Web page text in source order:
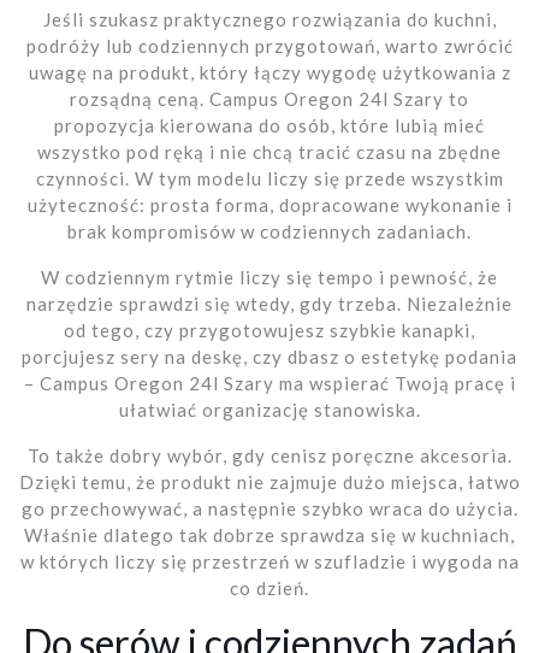
Jeśli szukasz praktycznego rozwiązania do kuchni,
podróży lub codziennych przygotowań, warto zwrócić
uwagę na produkt, który łączy wygodę użytkowania z
rozsądną ceną. Campus Oregon 24l Szary to
propozycja kierowana do osób, które lubią mieć
wszystko pod ręką i nie chcą tracić czasu na zbędne
czynności. W tym modelu liczy się przede wszystkim
użyteczność: prosta forma, dopracowane wykonanie i
brak kompromisów w codziennych zadaniach.
W codziennym rytmie liczy się tempo i pewność, że
narzędzie sprawdzi się wtedy, gdy trzeba. Niezależnie
od tego, czy przygotowujesz szybkie kanapki,
porcjujesz sery na deskę, czy dbasz o estetykę podania
– Campus Oregon 24l Szary ma wspierać Twoją pracę i
ułatwiać organizację stanowiska.
To także dobry wybór, gdy cenisz poręczne akcesoria.
Dzięki temu, że produkt nie zajmuje dużo miejsca, łatwo
go przechowywać, a następnie szybko wraca do użycia.
Właśnie dlatego tak dobrze sprawdza się w kuchniach,
w których liczy się przestrzeń w szufladzie i wygoda na
co dzień.
Do serów i codziennych zadań